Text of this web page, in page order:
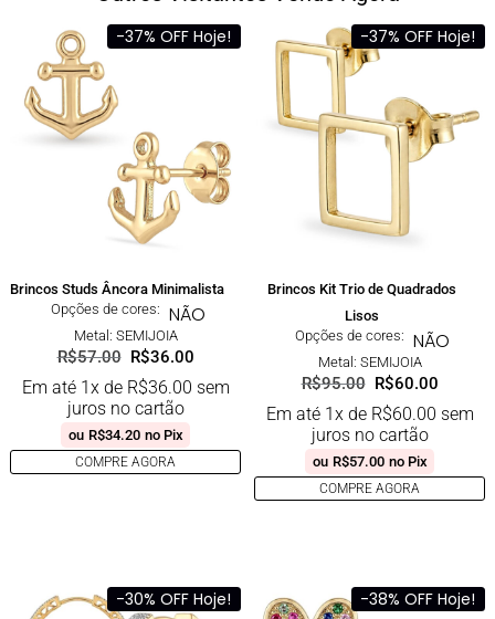
-37% OFF Hoje!
Brincos Studs Âncora Minimalista
Opções de cores: NÃO
Metal: SEMIJOIA
R$57.00 R$36.00
Em até 1x de R$36.00 sem
juros no cartão
ou R$34.20 no Pix
COMPRE AGORA
-37% OFF Hoje!
Brincos Kit Trio de Quadrados
Lisos
Opções de cores: NÃO
Metal: SEMIJOIA
R$95.00 R$60.00
Em até 1x de R$60.00 sem
juros no cartão
ou R$57.00 no Pix
COMPRE AGORA
-30% OFF Hoje! -38% OFF Hoje!